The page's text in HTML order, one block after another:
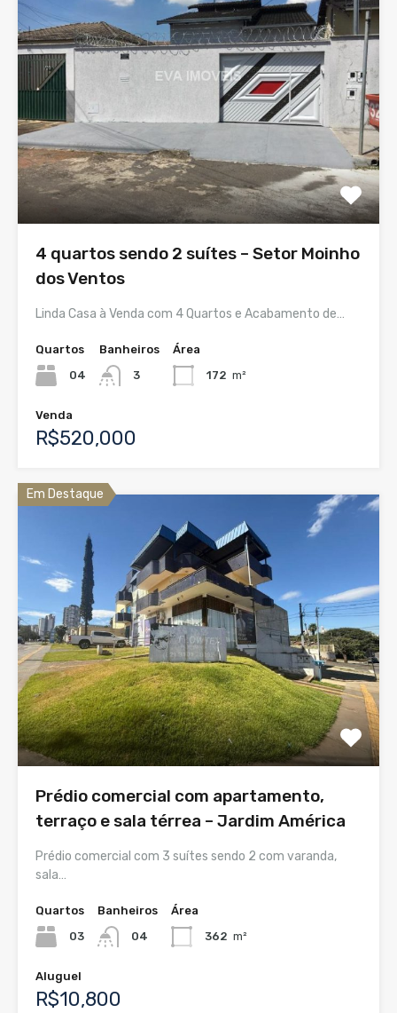
4 quartos sendo 2 suítes – Setor Moinho
dos Ventos
Linda Casa à Venda com 4 Quartos e Acabamento de…
Quartos
04
Banheiros
3
Área
172 m²
Venda
R$520,000
Em Destaque
Prédio comercial com apartamento,
terraço e sala térrea – Jardim América
Prédio comercial com 3 suítes sendo 2 com varanda,
sala…
Quartos
03
Banheiros
04
Área
362 m²
Aluguel
R$10,800